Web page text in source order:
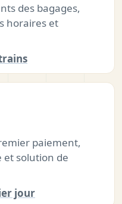
des bagages,
horaires et
paiement,
solution de
jour